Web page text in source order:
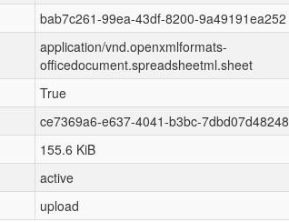
bab7c261-99ea-43df-8200-9a49191ea252
application/vnd.openxmlformats-
officedocument.spreadsheetml.sheet
True
ce7369a6-e637-4041-b3bc-7dbd07d48248
155.6 KiB
active
upload